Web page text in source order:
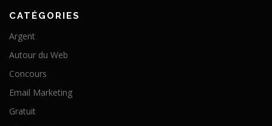
CATÉGORIES
Argent
Autour du Web
Concours
Email Marketing
Gratuit